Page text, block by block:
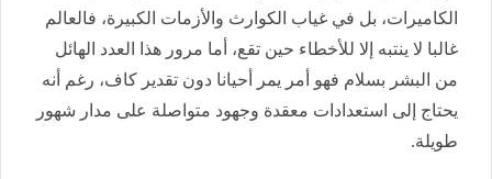
الكاميرات، بل في غياب الكوارث والأزمات الكبيرة، فالعالم
غالبا لا ينتبه إلا للأخطاء حين تقع، أما مرور هذا العدد الهائل
من البشر بسلام فهو أمر يمر أحيانا دون تقدير كاف، رغم أنه
يحتاج إلى استعدادات معقدة وجهود متواصلة على مدار شهور
طويلة.